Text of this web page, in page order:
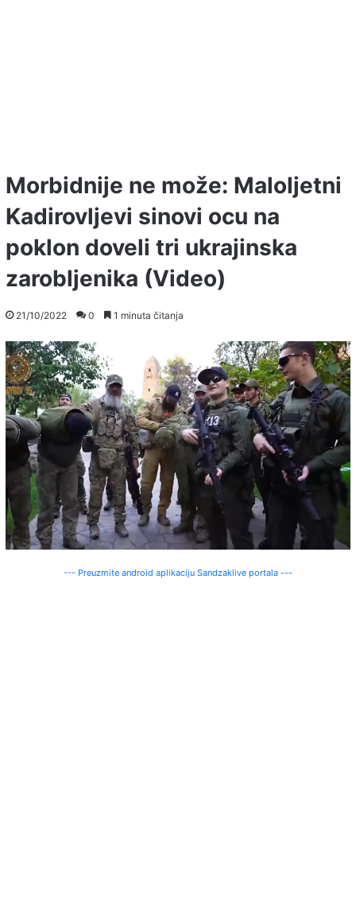
Morbidnije ne može: Maloljetni
Kadirovljevi sinovi ocu na
poklon doveli tri ukrajinska
zarobljenika (Video)
21/10/2022 0 1 minuta čitanja
--- Preuzmite android aplikaciju Sandzaklive portala ---